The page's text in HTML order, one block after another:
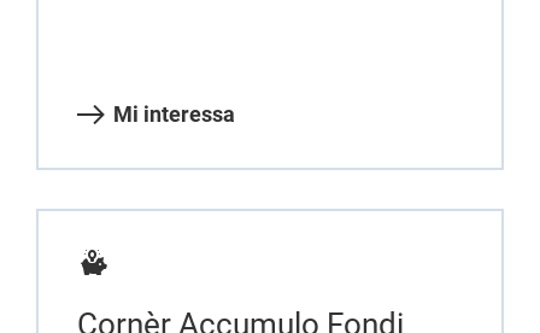
Mi interessa
Cornèr Accumulo Fondi